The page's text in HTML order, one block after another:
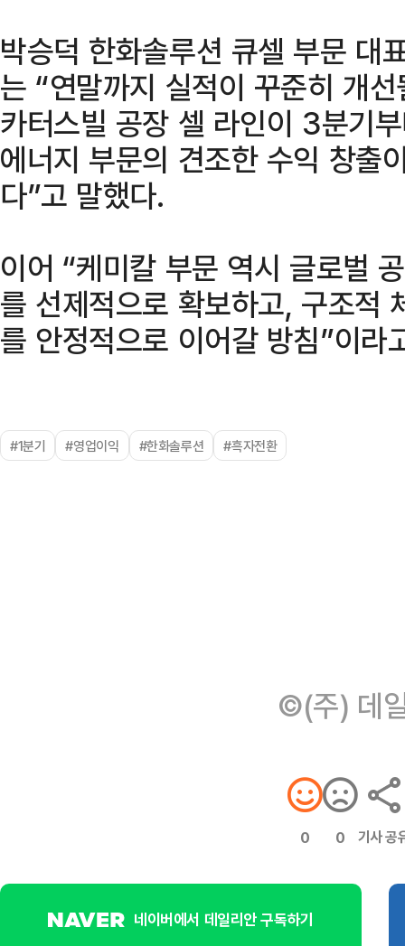
박승덕 한화솔루션 큐셀 부문 대
는 “연말까지 실적이 꾸준히 개
카터스빌 공장 셀 라인이 3분기
에너지 부문의 견조한 수익 창출
다”고 말했다.
이어 “케미칼 부문 역시 글로벌
를 선제적으로 확보하고, 구조적
를 안정적으로 이어갈 방침”이라
#1분기 #영업이익 #한화솔루션 #흑자전환
©(주) 데
0 0 기사 공
네이버에서 데일리안 구독하기